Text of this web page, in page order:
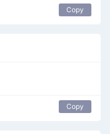
Copy
Copy